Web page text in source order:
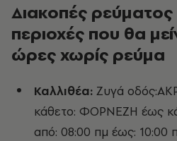
Διακοπές
περιοχές που θα
ώρες χωρίς ρεύμα
Καλλιθέα: Ζυγά
κάθετο: ΦΟΡΝΕΖΗ έως
από: 08:00 πμ έως: 10:00